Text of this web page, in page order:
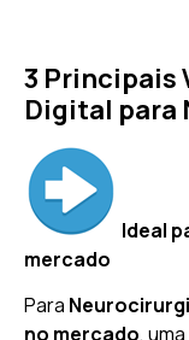
3 Principais
Digital para
Ideal
mercado
Para
no mercado,